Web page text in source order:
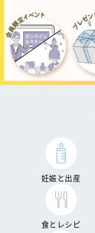
妊娠と出産
食とレシピ